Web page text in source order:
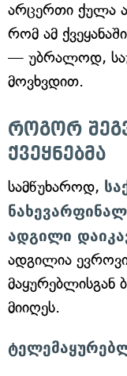
არცერთი ქულა
რომ ამ
— უბრალოდ,
მოვხვდით.
როგორ
ქვეყნებმა
სამწუხაროდ,
ადგილი
ადგილია
მიიღეს.